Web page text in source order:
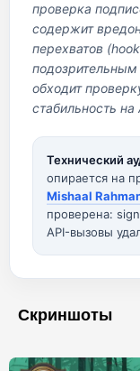
проверка
содержит
перехватов
обходит
стабильность
Технический
опирается на
Mishaal
проверена:
API-вызовы
Скриншоты